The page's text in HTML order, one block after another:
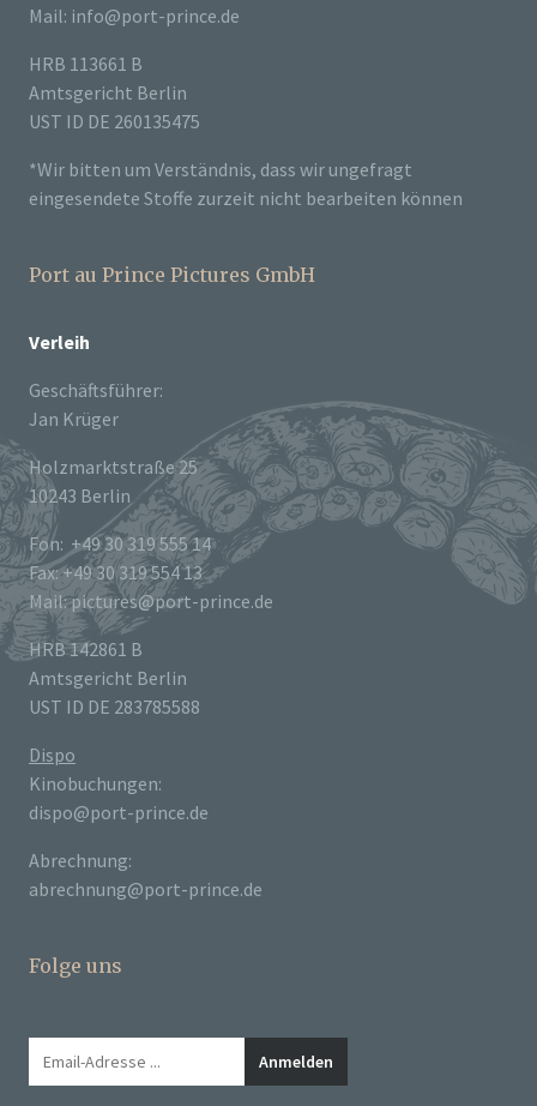
Mail: info@port-prince.de
HRB 113661 B
Amtsgericht Berlin
UST ID DE 260135475
*Wir bitten um Verständnis, dass wir ungefragt
eingesendete Stoffe zurzeit nicht bearbeiten können
Port au Prince Pictures GmbH
Verleih
Geschäftsführer:
Jan Krüger
Holzmarktstraße 25
10243 Berlin
Fon: +49 30 319 555 14
Fax: +49 30 319 554 13
Mail: pictures@port-prince.de
HRB 142861 B
Amtsgericht Berlin
UST ID DE 283785588
Dispo
Kinobuchungen:
dispo@port-prince.de
Abrechnung:
abrechnung@port-prince.de
Folge uns